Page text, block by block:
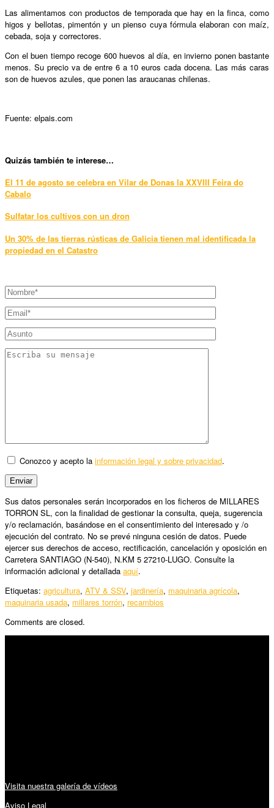
Las alimentamos con productos de temporada que hay en la finca, como
higos y bellotas, pimentón y un pienso cuya fórmula elaboran con maíz,
cebada, soja y correctores.
Con el buen tiempo recoge 600 huevos al día, en invierno ponen bastante
menos. Su precio va de entre 6 a 10 euros cada docena. Las más caras
son de huevos azules, que ponen las araucanas chilenas.
Fuente: elpais.com
Quizás también te interese…
El 11 de agosto se celebra en Vilar de Donas la XXVIII Feira do
Cabalo
Sulfatar los cultivos con un dron
Un 30% de las tierras rústicas de Galicia tienen mal identificada la
propiedad en el Catastro
Conozco y acepto la información legal y sobre privacidad.
Sus datos personales serán incorporados en los ficheros de MILLARES
TORRON SL, con la finalidad de gestionar la consulta, queja, sugerencia
y/o reclamación, basándose en el consentimiento del interesado y /o
ejecución del contrato. No se prevé ninguna cesión de datos. Puede
ejercer sus derechos de acceso, rectificación, cancelación y oposición en
Carretera SANTIAGO (N-540), N.KM 5 27210-LUGO. Consulte la
información adicional y detallada aquí.
Etiquetas: agricultura, ATV & SSV, jardinería, maquinaria agrícola,
maquinaria usada, millares torrón, recambios
Comments are closed.
Visita nuestra galería de vídeos
Aviso Legal